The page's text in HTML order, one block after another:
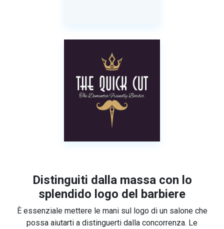
Distinguiti dalla massa con lo
splendido logo del barbiere
È essenziale mettere le mani sul logo di un salone che
possa aiutarti a distinguerti dalla concorrenza. Le